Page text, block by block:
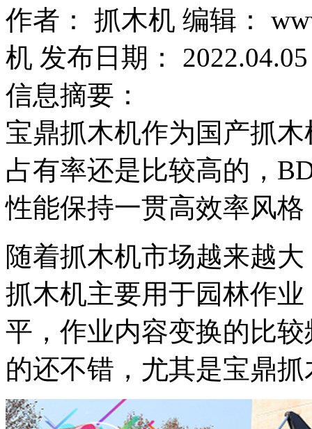
作者： 抓木机 编辑：
机 发布日期： 2022.04.05
信息摘要：
宝鼎抓木机作为国产抓
占有率还是比较高的，
性能保持一贯高效率风
随着抓木机市场越来越大
抓木机主要用于园林作
平，作业内容变换的比
的还不错，尤其是宝鼎抓